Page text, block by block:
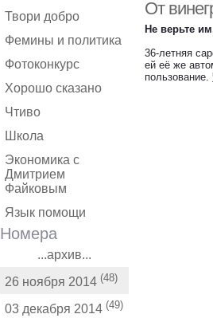
Твори добро
Фемины и политика
Фотоконкурс
Хорошо сказано
Чтиво
Школа
Экономика с
Дмитрием
Файковым
Язык помощи
Номера
...архив...
26 ноября 2014 (48)
03 декабря 2014 (49)
От
Не верьте
36-летняя
ей её же
пользование.